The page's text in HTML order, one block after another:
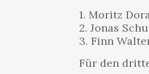
1. Moritz
2. Jonas
3. Finn
Für den